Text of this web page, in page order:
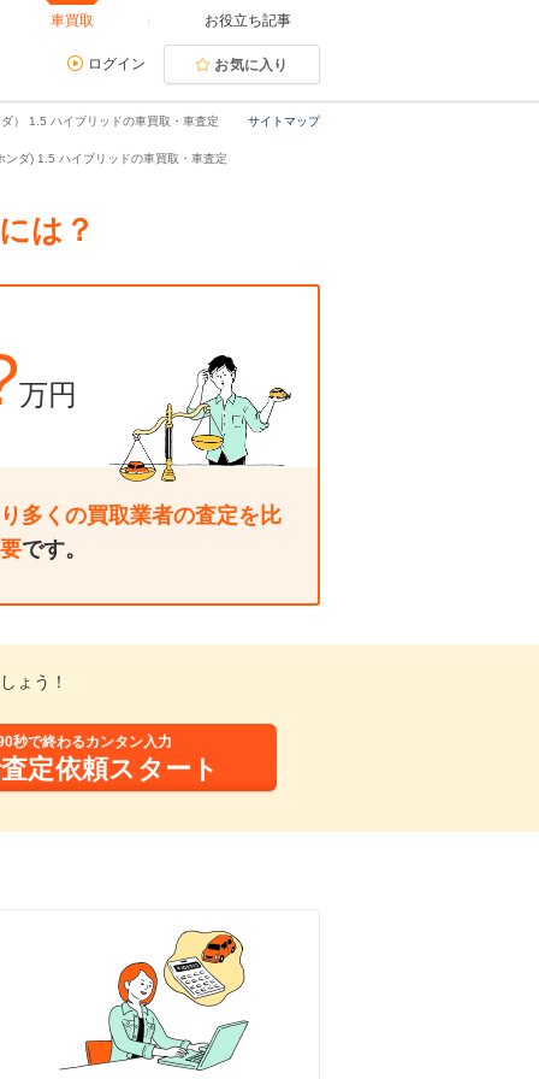
車買取 お役立ち記事
ログイン お気に入り
サイトマップ
） 1.5 ハイブリッドの車買取・車査定
ンダ) 1.5 ハイブリッドの車買取・車査定
は？
万円
多くの買取業者の査定を比
です。
ょう！
秒で終わるカンタン入力
定依頼スタート